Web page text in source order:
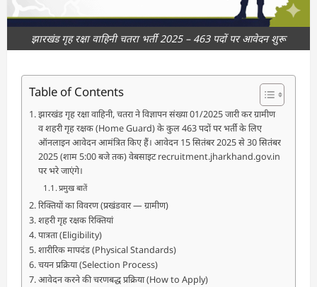
झारखंड गृह रक्षा वाहिनी चतरा भर्ती 2025 – 463 पदों पर आवेदन शुरू
Table of Contents
झारखंड गृह रक्षा वाहिनी, चतरा ने विज्ञापन संख्या 01/2025 जारी कर ग्रामीण
व शहरी गृह रक्षक (Home Guard) के कुल 463 पदों पर भर्ती के लिए
ऑनलाइन आवेदन आमंत्रित किए हैं। आवेदन 15 सितंबर 2025 से 30 सितंबर
2025 (शाम 5:00 बजे तक) वेबसाइट recruitment.jharkhand.gov.in
पर भरे जाएंगे।
प्रमुख बातें
रिक्तियों का विवरण (प्रखंडवार — ग्रामीण)
शहरी गृह रक्षक रिक्तियां
पात्रता (Eligibility)
शारीरिक मापदंड (Physical Standards)
चयन प्रक्रिया (Selection Process)
आवेदन करने की चरणबद्ध प्रक्रिया (How to Apply)